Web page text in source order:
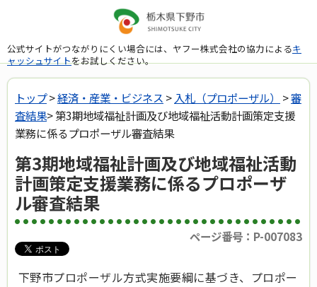
公式サイトがつながりにくい場合には、ヤフー株式会社の協力によるキ
ャッシュサイトをお試しください。
トップ>経済・産業・ビジネス > 入札（プロポーザル） >審
査結果> 第3期地域福祉計画及び地域福祉活動計画策定支援
業務に係るプロポーザル審査結果
第3期地域福祉計画及び地域福祉活動
計画策定支援業務に係るプロポーザ
ル審査結果
ページ番号：P-007083
下野市プロポーザル方式実施要綱に基づき、プロポー